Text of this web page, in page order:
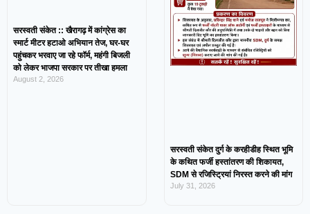
सरस्वती संकेत :: खैरागढ़ में कांग्रेस का
स्मार्ट मीटर हटाओ अभियान तेज, घर-घर
पहुंचकर भरवाए जा रहे फॉर्म, महंगी बिजली
को लेकर भाजपा सरकार पर तीखा हमला
August 2, 2026
सरस्वती संकेत दुर्ग के करहीडीह स्थित भूमि
के कथित फर्जी हस्तांतरण की शिकायत,
SDM से रजिस्ट्रियां निरस्त करने की मांग
July 31, 2026